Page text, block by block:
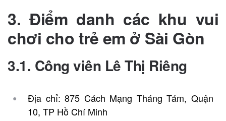
3. Điểm danh các khu vui
chơi cho trẻ em ở Sài Gòn
3.1. Công viên Lê Thị Riêng
Địa chỉ: 875 Cách Mạng Tháng Tám, Quận
10, TP Hồ Chí Minh